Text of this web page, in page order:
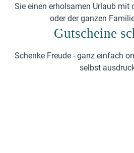
Sie einen erholsamen Urlaub mit
oder der ganzen
Gutscheine
Schenke Freude - ganz einfach
selbst